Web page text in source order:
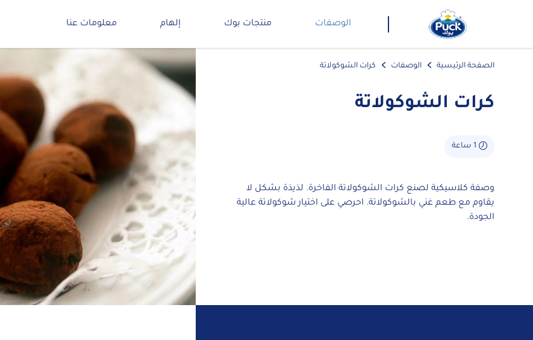
الوصفات منتجات بوك إلهام معلومات عنا
الصفحة الرئيسية الوصفات كرات الشوكولاتة
كرات الشوكولاتة
1 ساعة
وصفة كلاسيكية لصنع كرات الشوكولاتة الفاخرة. لذيذة بشكل لا
يقاوم مع طعم غني بالشوكولاتة. احرصي على اختيار شوكولاتة عالية
الجودة.